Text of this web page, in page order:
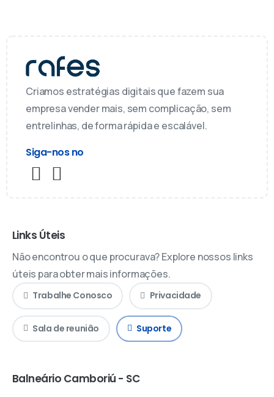
Criamos estratégias digitais que fazem sua
empresa vender mais, sem complicação, sem
entrelinhas, de forma rápida e escalável.
Siga-nos no
Links Úteis
Não encontrou o que procurava? Explore nossos links
úteis para obter mais informações.
Trabalhe Conosco Privacidade
Sala de reunião Suporte
Balneário Camboriú - SC